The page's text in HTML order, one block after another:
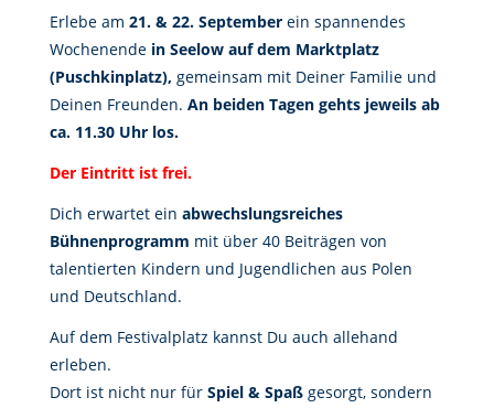
Erlebe am 21. & 22. September ein spannendes
Wochenende in Seelow auf dem Marktplatz
(Puschkinplatz), gemeinsam mit Deiner Familie und
Deinen Freunden. An beiden Tagen gehts jeweils ab
ca. 11.30 Uhr los.
Der Eintritt ist frei.
Dich erwartet ein abwechslungsreiches
Bühnenprogramm mit über 40 Beiträgen von
talentierten Kindern und Jugendlichen aus Polen
und Deutschland.
Auf dem Festivalplatz kannst Du auch allehand
erleben.
Dort ist nicht nur für Spiel & Spaß gesorgt, sondern